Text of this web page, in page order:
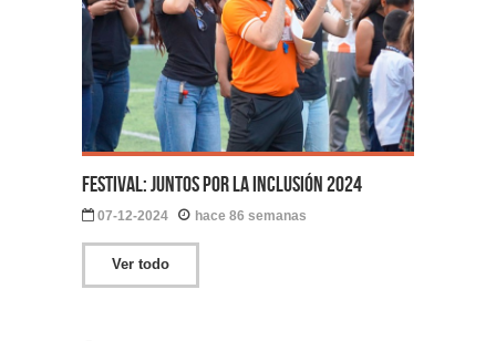
Festival: Juntos por la Inclusión 2024
07-12-2024 hace 86 semanas
Ver todo